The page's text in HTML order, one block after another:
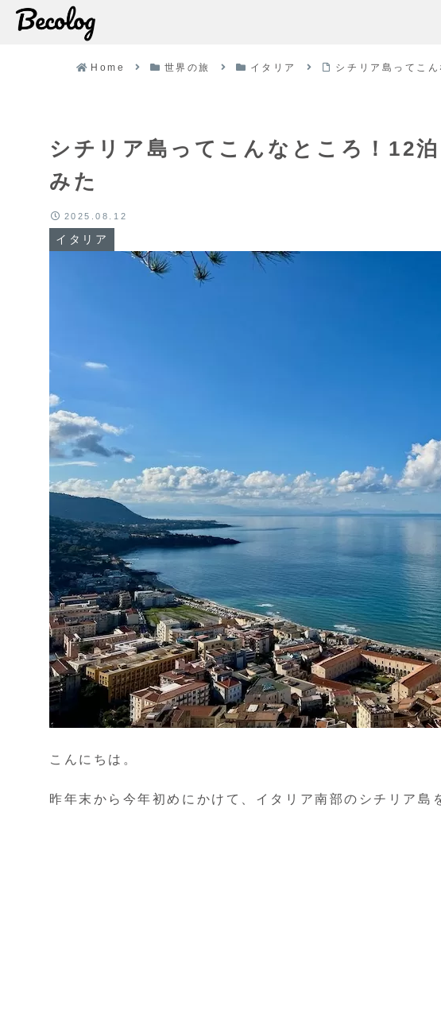
Home 世界の旅 イタリア シチリア島ってこ
シチリア島ってこんなところ！12
みた
イタリア
2025.08.12
こんにちは。
昨年末から今年初めにかけて、イタリア南部のシチリア島